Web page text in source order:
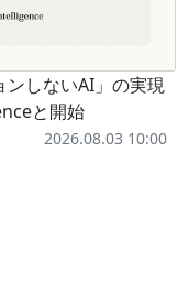
しないAI」の実現
と開始
2026.08.03 10:00